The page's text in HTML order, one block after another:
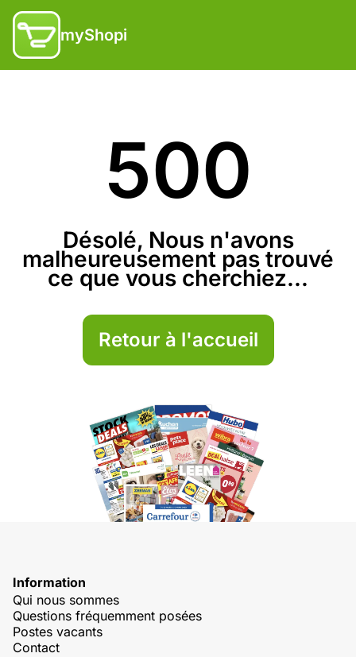
myShopi
500
Désolé, Nous n'avons
malheureusement pas trouvé
ce que vous cherchiez...
Retour à l'accueil
Information
Qui nous sommes
Questions fréquemment posées
Postes vacants
Contact